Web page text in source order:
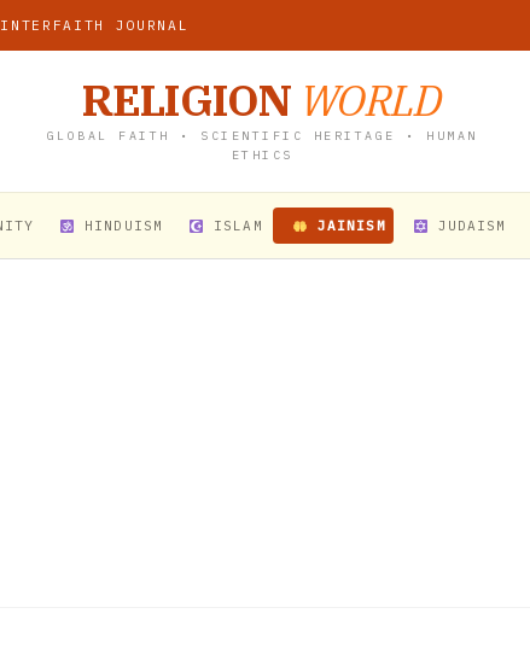
JOURNAL
RELIGION WORLD
GLOBAL FAITH • SCIENTIFIC HERITAGE • HUMAN
ETHICS
HINDUISM ISLAM JAINISM JUDAISM